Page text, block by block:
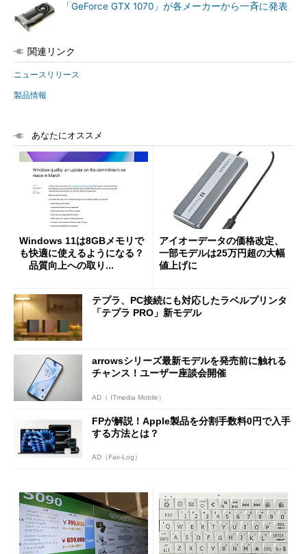
「GeForce GTX 1070」が各メーカーから一斉に発表
関連リンク
ニュースリリース
製品情報
あなたにオススメ
Windows 11は8GBメモリで
も快適に使えるようになる？
品質向上への取り...
アイオーデータの価格改定、
一部モデルは25万円超の大幅
値上げに
テプラ、PC接続にも対応したラベルプリンタ
「テプラ PRO」新モデル
arrowsシリーズ最新モデルを発売前に触れる
チャンス！ユーザー座談会開催
AD（ ITmedia Mobile）
FPが解説！Apple製品を分割手数料0円で入手
する方法とは？
AD（Fav-Log）